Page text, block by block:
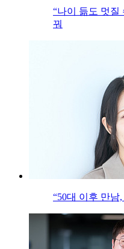
“나이 듦도 멋
꿔
“50대 이후 만남